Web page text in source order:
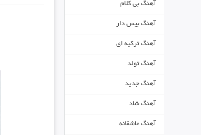
آهنگ بی کلام
آهنگ بیس دار
آهنگ ترکیه ای
آهنگ تولد
آهنگ جدید
آهنگ شاد
آهنگ عاشقانه